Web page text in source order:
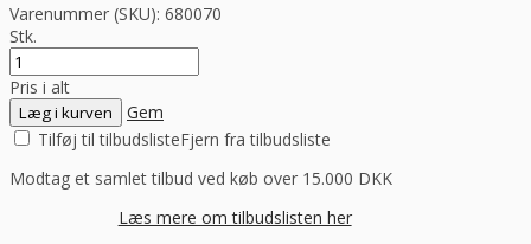
Varenummer (SKU): 680070
Stk.
Pris i alt
Læg i kurven
Gem
Tilføj til tilbudslisteFjern fra tilbudsliste
Modtag et samlet tilbud ved køb over 15.000 DKK
Læs mere om tilbudslisten her